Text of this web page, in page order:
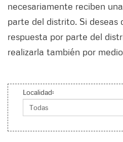
necesariamente reciben
parte del distrito. Si deseas
respuesta por parte del
realizarla también por
Localidad: